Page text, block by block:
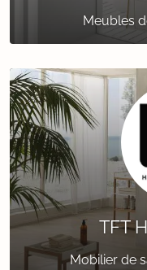
Meubles
TFT
Mobilier de